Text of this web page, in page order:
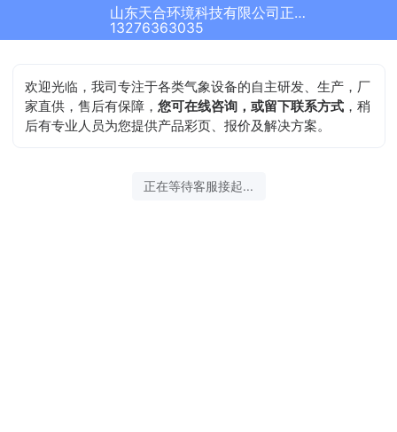
山东天合环境科技有限公司正在为您服务
13276363035
欢迎光临，我司专注于各类气象设备的自主研发、生产，厂
家直供，售后有保障，您可在线咨询，或留下联系方式 ，稍
后有专业人员为您提供产品彩页、报价及解决方案。
正在等待客服接起...